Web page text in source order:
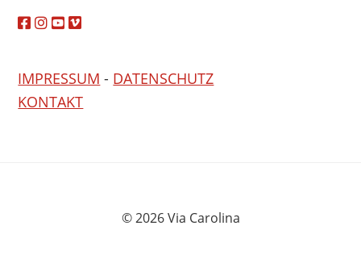
IMPRESSUM - DATENSCHUTZ
KONTAKT
© 2026 Via Carolina